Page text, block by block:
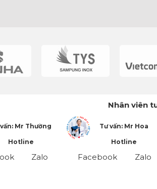
Nhân viên
Mr Thường
Hotline
Zalo
Tư vấn: Mr Hoa
Hotline
Facebook Zalo